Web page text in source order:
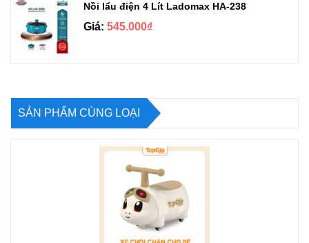
Nồi lẩu điện 4 Lít Ladomax HA-238
Giá: 545.000₫
SẢN PHẨM CÙNG LOẠI